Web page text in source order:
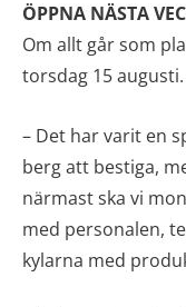
ÖPPNA NÄSTA
Om allt går som
torsdag 15 augusti.
– Det har varit en
berg att bestiga,
närmast ska vi
med personalen,
kylarna med